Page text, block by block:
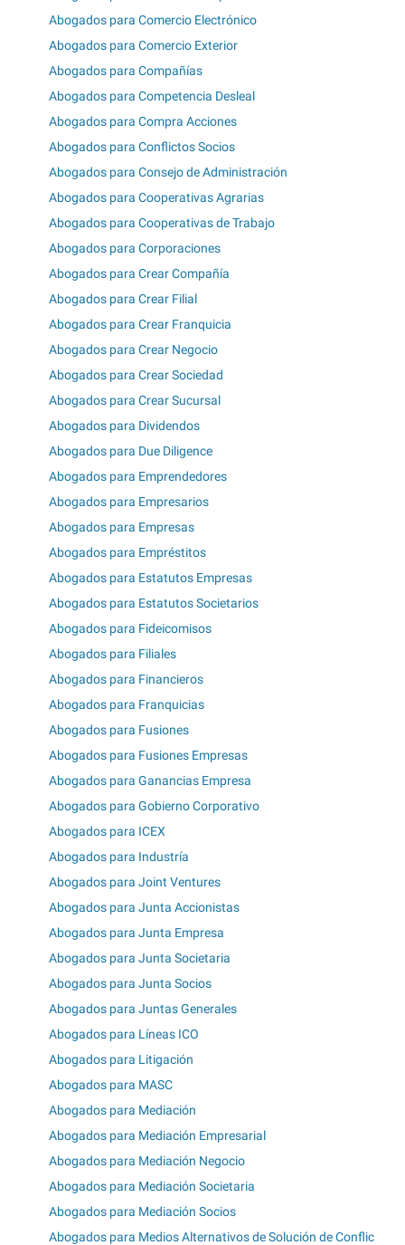
Abogados para Comercio Electrónico
Abogados para Comercio Exterior
Abogados para Compañías
Abogados para Competencia Desleal
Abogados para Compra Acciones
Abogados para Conflictos Socios
Abogados para Consejo de Administración
Abogados para Cooperativas Agrarias
Abogados para Cooperativas de Trabajo
Abogados para Corporaciones
Abogados para Crear Compañía
Abogados para Crear Filial
Abogados para Crear Franquicia
Abogados para Crear Negocio
Abogados para Crear Sociedad
Abogados para Crear Sucursal
Abogados para Dividendos
Abogados para Due Diligence
Abogados para Emprendedores
Abogados para Empresarios
Abogados para Empresas
Abogados para Empréstitos
Abogados para Estatutos Empresas
Abogados para Estatutos Societarios
Abogados para Fideicomisos
Abogados para Filiales
Abogados para Financieros
Abogados para Franquicias
Abogados para Fusiones
Abogados para Fusiones Empresas
Abogados para Ganancias Empresa
Abogados para Gobierno Corporativo
Abogados para ICEX
Abogados para Industría
Abogados para Joint Ventures
Abogados para Junta Accionistas
Abogados para Junta Empresa
Abogados para Junta Societaria
Abogados para Junta Socios
Abogados para Juntas Generales
Abogados para Líneas ICO
Abogados para Litigación
Abogados para MASC
Abogados para Mediación
Abogados para Mediación Empresarial
Abogados para Mediación Negocio
Abogados para Mediación Societaria
Abogados para Mediación Socios
Abogados para Medios Alternativos de Solución de Conflic